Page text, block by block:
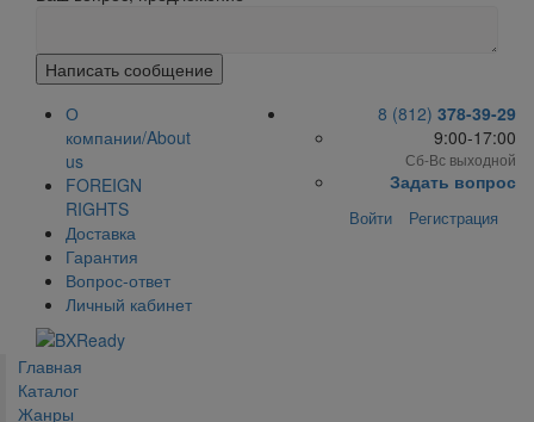
Написать сообщение
О
компании/About
us
FOREIGN
RIGHTS
Доставка
Гарантия
Вопрос-ответ
Личный кабинет
8 (812) 378-39-29
9:00-17:00
Сб-Вс выходной
Задать вопрос
Войти Регистрация
Главная
Каталог
Жанры